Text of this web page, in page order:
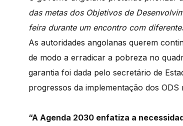
das metas dos Objetivos de
feira durante um encontro com
As autoridades angolanas querem
de modo a erradicar a pobreza no
garantia foi dada pelo secretário de
progressos da implementação dos ODS
“A Agenda 2030 enfatiza a